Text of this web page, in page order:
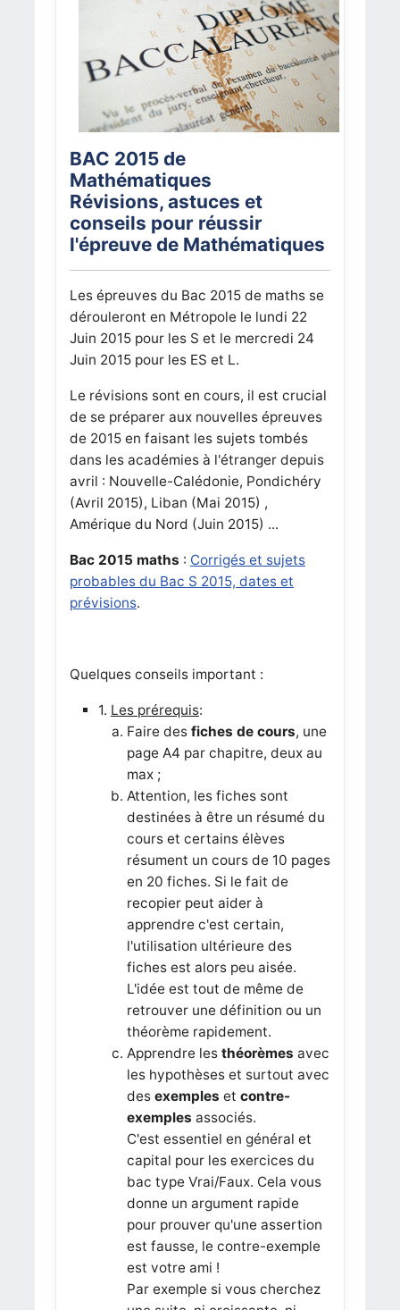
BAC 2015 de
Mathématiques
Révisions, astuces et
conseils pour réussir
l'épreuve de Mathématiques
Les épreuves du Bac 2015 de maths se
dérouleront en Métropole le lundi 22
Juin 2015 pour les S et le mercredi 24
Juin 2015 pour les ES et L.
Le révisions sont en cours, il est crucial
de se préparer aux nouvelles épreuves
de 2015 en faisant les sujets tombés
dans les académies à l'étranger depuis
avril : Nouvelle-Calédonie, Pondichéry
(Avril 2015), Liban (Mai 2015) ,
Amérique du Nord (Juin 2015) ...
Bac 2015 maths : Corrigés et sujets
probables du Bac S 2015, dates et
prévisions.
Quelques conseils important :
1. Les prérequis:
Faire des fiches de cours, une
page A4 par chapitre, deux au
max ;
Attention, les fiches sont
destinées à être un résumé du
cours et certains élèves
résument un cours de 10 pages
en 20 fiches. Si le fait de
recopier peut aider à
apprendre c'est certain,
l'utilisation ultérieure des
fiches est alors peu aisée.
L'idée est tout de même de
retrouver une définition ou un
théorème rapidement.
Apprendre les théorèmes avec
les hypothèses et surtout avec
des exemples et contre-
exemples associés.
C'est essentiel en général et
capital pour les exercices du
bac type Vrai/Faux. Cela vous
donne un argument rapide
pour prouver qu'une assertion
est fausse, le contre-exemple
est votre ami !
Par exemple si vous cherchez